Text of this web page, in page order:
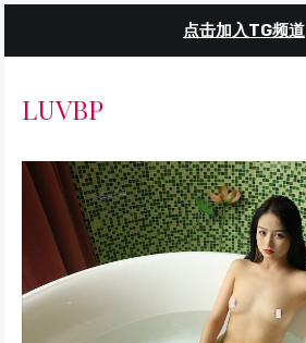
点击加入TG频道
LUVBP